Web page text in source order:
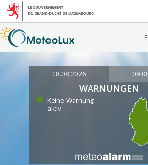
08.08.2026
WARNUNGEN
Keine Warnung
aktiv